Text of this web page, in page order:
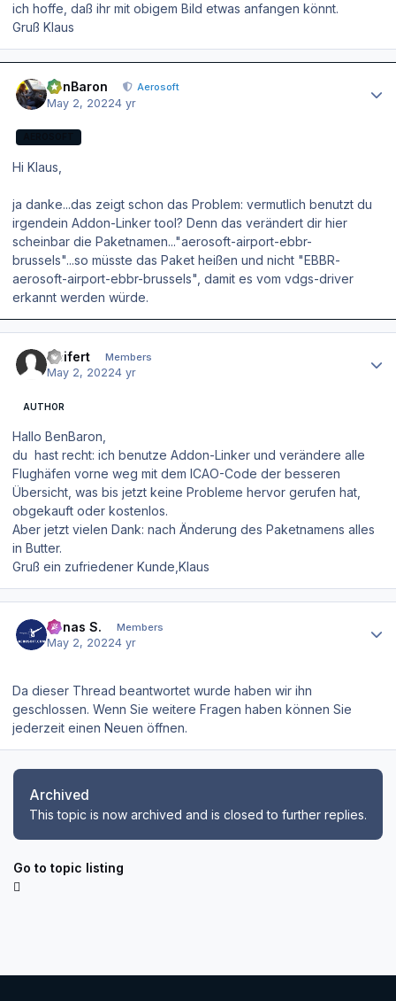
ich hoffe, daß ihr mit obigem Bild etwas anfangen könnt.
Gruß Klaus
BenBaron Aerosoft
May 2, 20224 yr
Hi Klaus,
ja danke...das zeigt schon das Problem: vermutlich benutzt du
irgendein Addon-Linker tool? Denn das verändert dir hier
scheinbar die Paketnamen..."aerosoft-airport-ebbr-
brussels"...so müsste das Paket heißen und nicht "EBBR-
aerosoft-airport-ebbr-brussels", damit es vom vdgs-driver
erkannt werden würde.
Seifert Members
May 2, 20224 yr
AUTHOR
Hallo BenBaron,
du hast recht: ich benutze Addon-Linker und verändere alle
Flughäfen vorne weg mit dem ICAO-Code der besseren
Übersicht, was bis jetzt keine Probleme hervor gerufen hat,
obgekauft oder kostenlos.
Aber jetzt vielen Dank: nach Änderung des Paketnamens alles
in Butter.
Gruß ein zufriedener Kunde,Klaus
Jonas S. Members
May 2, 20224 yr
Da dieser Thread beantwortet wurde haben wir ihn
geschlossen. Wenn Sie weitere Fragen haben können Sie
jederzeit einen Neuen öffnen.
Archived
This topic is now archived and is closed to further replies.
Go to topic listing